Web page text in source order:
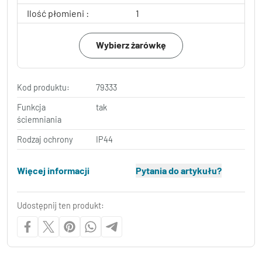
Ilość płomieni :
1
Wybierz żarówkę
Kod produktu:
79333
Funkcja
ściemniania
tak
Rodzaj ochrony IP44
Więcej informacji Pytania do artykułu?
Udostępnij ten produkt: